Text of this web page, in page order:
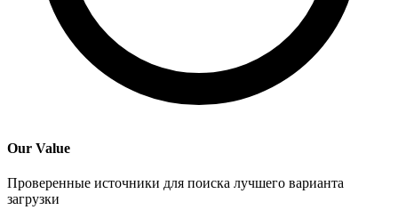
Our Value
Проверенные источники для поиска лучшего варианта
загрузки